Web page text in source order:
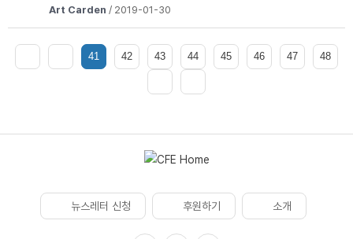
Art Carden / 2019-01-30
41 42 43 44 45 46 47 48
뉴스레터 신청 후원하기 소개